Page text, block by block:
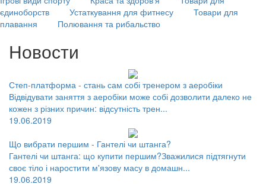
Кардіотренажери Тренажери б/в
Устаткування для
Кроссфиту
Штанги, гантелі, диски
Ігрові види спорту
єдиноборств
Устаткування для фитнесу
Полювання та рибальство
Новости
Степ-платформа - стань сам собі тренером з аеробіки
Відвідувати заняття з аеробіки може собі дозволити далеко не
кожен з різних причин: відсутність трен...
19.06.2019